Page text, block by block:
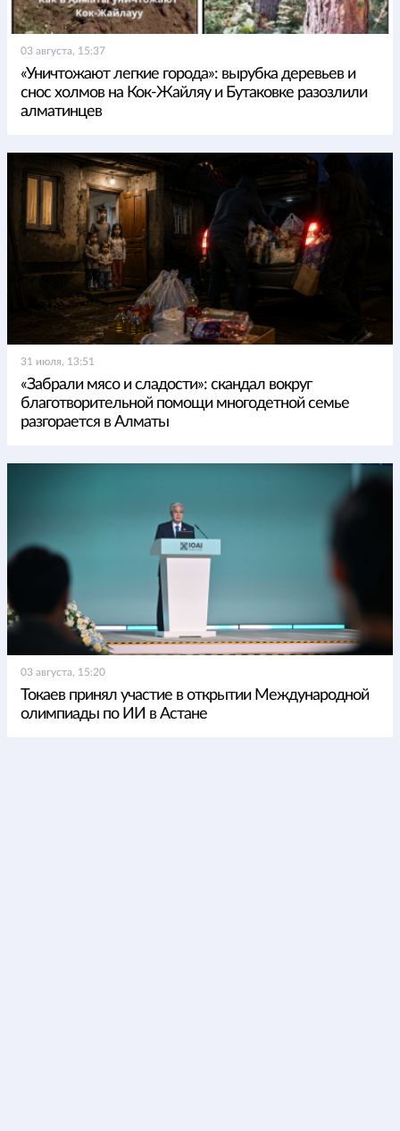
03 августа, 15:37
«Уничтожают легкие города»: вырубка деревьев и
снос холмов на Кок-Жайляу и Бутаковке разозлили
алматинцев
31 июля, 13:51
«Забрали мясо и сладости»: скандал вокруг
благотворительной помощи многодетной семье
разгорается в Алматы
03 августа, 15:20
Токаев принял участие в открытии Международной
олимпиады по ИИ в Астане